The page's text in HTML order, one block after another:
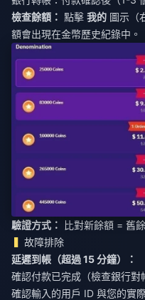
檢查餘額： 點擊 我的 圖示（
額會出現在金幣歷史紀錄中。
驗證方式：
比對新餘額 = 舊
故障排除
延遲到帳（超過 15 分鐘）：
確認付款已完成（檢查銀行對
確認輸入的用戶 ID 與您的實